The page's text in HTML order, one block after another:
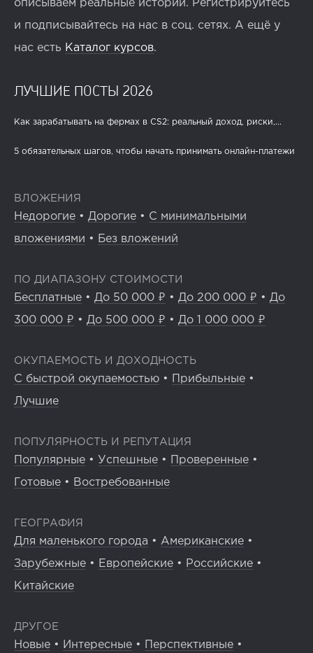
описываем реальные истории. Регистрируйтесь
и подписывайтесь на нас в соц. сетях. А ещё у
нас есть Каталог курсов.
ЛУЧШИЕ ПОСТЫ 2026
Как зарабатывать на фермах в CS2: реальный доход, риски,...
5 обязательных шагов, чтобы начать принимать онлайн-платежи
ВЛОЖЕНИЯ
Недорогие • Дорогие • С минимальными
вложениями • Без вложений
ПО ДИАПАЗОНУ СТОИМОСТИ
Бесплатные • До 50 000 ₽ • До 200 000 ₽ • До
300 000 ₽ • До 500 000 ₽ • До 1 000 000 ₽
ОКУПАЕМОСТЬ И ДОХОДНОСТЬ
С быстрой окупаемостью • Прибыльные •
Лучшие
ПОПУЛЯРНОСТЬ И РЕПУТАЦИЯ
Популярные • Успешные • Проверенные •
Готовые • Востребованные
ГЕОГРАФИЯ
Для маленького города • Американские •
Зарубежные • Европейские • Российские •
Китайские
ДРУГОЕ
Новые • Интересные • Перспективные •